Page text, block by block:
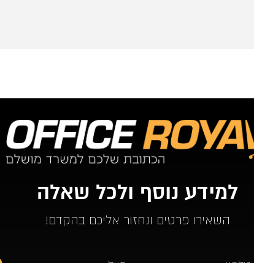
למידע נוסף ולכל שאלה
השאירו פרטים ונחזור אליכם בהקדם!